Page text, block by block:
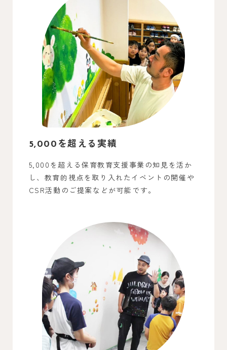
5,000を超える実績
5,000を超える保育教育支援事業の知見を活か
し、教育的視点を取り入れたイベントの開催や
CSR活動のご提案などが可能です。